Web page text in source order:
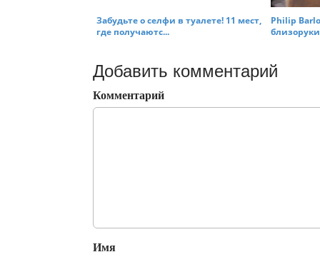
Забудьте о селфи в туалете! 11 мест,
где получаютс...
Philip
Добавить комментарий
Комментарий
Имя